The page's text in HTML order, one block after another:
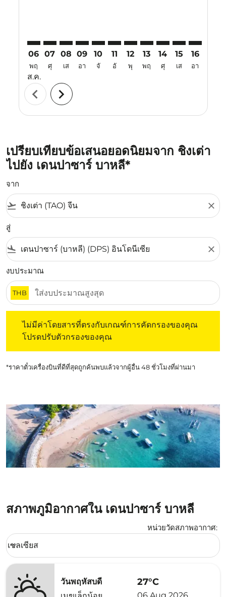
06
พฤ
ส.ค.
07
ศุ
08
เส
09
อา
10
จั
11
อั
12
พุ
13
พฤ
14
ศุ
15
เส
16
อา
chevron_left chevron_right
เปรียบเทียบข้อเสนอยอดนิยมจาก ชิงเต่า
ไปยัง เดนปาซาร์ บาหลี*
จาก
flight_takeoff close
สู่
flight_land close
งบประมาณ
THB
ไม่มีค่าโดยสารที่ตรงกับเกณฑ์การคัดกรองของคุณ
โปรดปรับตัวกรองของคุณ
*ราคาตั๋วเครื่องบินที่ดีที่สุดถูกค้นพบแล้วจากผู้อื่น 48 ชั่วโมงที่ผ่านมา
สภาพภูมิอากาศใน เดนปาซาร์ บาหลี
หน่วยวัดสภาพอากาศ:
Weather unit option เซลเซียส Selected
เซลเซียส
keyboard_arrow_down
วันพฤหัสบดี
27°C
06 Aug 2026